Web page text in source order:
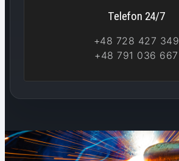
Telefon 24/7
+48 728 427 349
+48 791 036 667